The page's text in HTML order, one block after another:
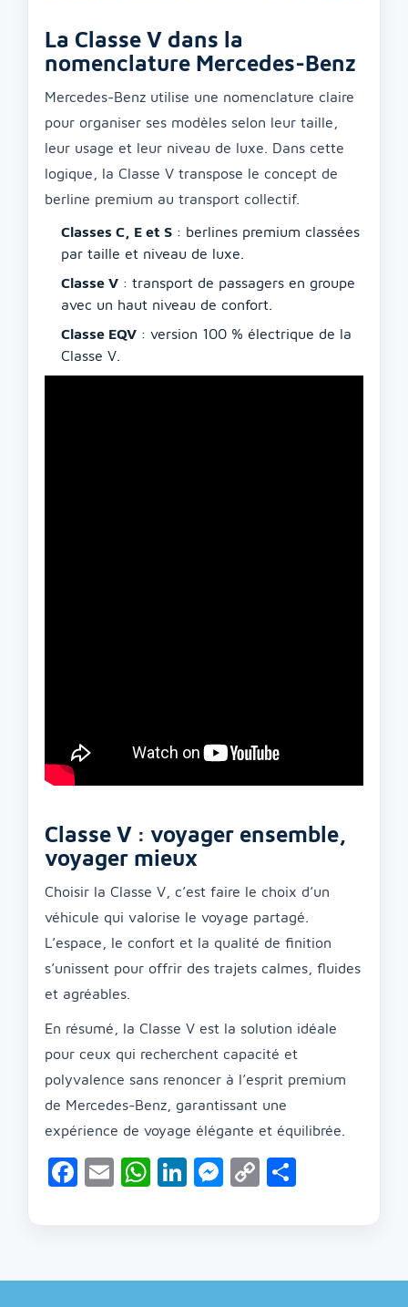
La Classe V dans la
nomenclature Mercedes-Benz
Mercedes-Benz utilise une nomenclature claire
pour organiser ses modèles selon leur taille,
leur usage et leur niveau de luxe. Dans cette
logique, la Classe V transpose le concept de
berline premium au transport collectif.
Classes C, E et S : berlines premium classées
par taille et niveau de luxe.
Classe V : transport de passagers en groupe
avec un haut niveau de confort.
Classe EQV : version 100 % électrique de la
Classe V.
Classe V : voyager ensemble,
voyager mieux
Choisir la Classe V, c’est faire le choix d’un
véhicule qui valorise le voyage partagé.
L’espace, le confort et la qualité de finition
s’unissent pour offrir des trajets calmes, fluides
et agréables.
En résumé, la Classe V est la solution idéale
pour ceux qui recherchent capacité et
polyvalence sans renoncer à l’esprit premium
de Mercedes-Benz, garantissant une
expérience de voyage élégante et équilibrée.
Facebook
EmailWhatsApp
LinkedIn
Messenger
Copy